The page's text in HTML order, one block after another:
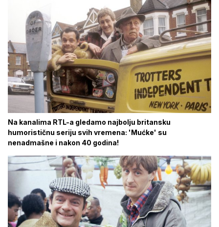
Na kanalima RTL-a gledamo najbolju britansku
humorističnu seriju svih vremena: 'Mućke' su
nenadmašne i nakon 40 godina!